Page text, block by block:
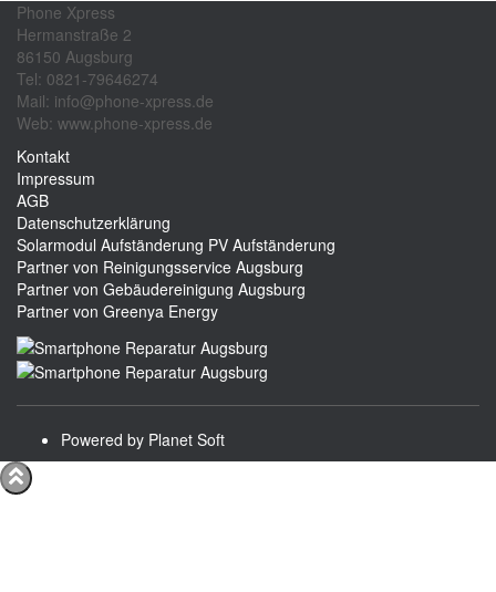
Phone Xpress
Hermanstraße 2
86150 Augsburg
Tel: 0821-79646274
Mail: info@phone-xpress.de
Web: www.phone-xpress.de
Kontakt
Impressum
AGB
Datenschutzerklärung
Solarmodul Aufständerung PV Aufständerung
Partner von Reinigungsservice Augsburg
Partner von Gebäudereinigung Augsburg
Partner von Greenya Energy
Powered by Planet Soft